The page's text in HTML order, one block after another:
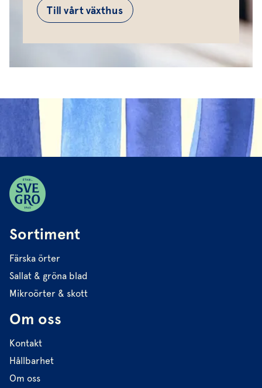
Till vårt växthus
Sortiment
Färska örter
Sallat & gröna blad
Mikroörter & skott
Om oss
Kontakt
Hållbarhet
Om oss